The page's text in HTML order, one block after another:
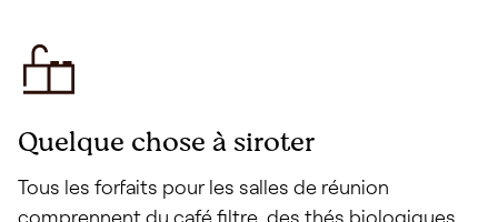
Quelque chose à siroter
Tous les forfaits pour les salles de réunion
comprennent du café filtre, des thés biologiques,